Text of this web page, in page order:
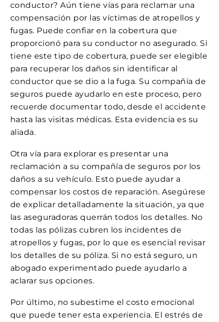
conductor? Aún tiene vías para reclamar una
compensación por las víctimas de atropellos y
fugas. Puede confiar en la cobertura que
proporcionó para su conductor no asegurado. Si
tiene este tipo de cobertura, puede ser elegible
para recuperar los daños sin identificar al
conductor que se dio a la fuga. Su compañía de
seguros puede ayudarlo en este proceso, pero
recuerde documentar todo, desde el accidente
hasta las visitas médicas. Esta evidencia es su
aliada.
Otra vía para explorar es presentar una
reclamación a su compañía de seguros por los
daños a su vehículo. Esto puede ayudar a
compensar los costos de reparación. Asegúrese
de explicar detalladamente la situación, ya que
las aseguradoras querrán todos los detalles. No
todas las pólizas cubren los incidentes de
atropellos y fugas, por lo que es esencial revisar
los detalles de su póliza. Si no está seguro, un
abogado experimentado puede ayudarlo a
aclarar sus opciones.
Por último, no subestime el costo emocional
que puede tener esta experiencia. El estrés de